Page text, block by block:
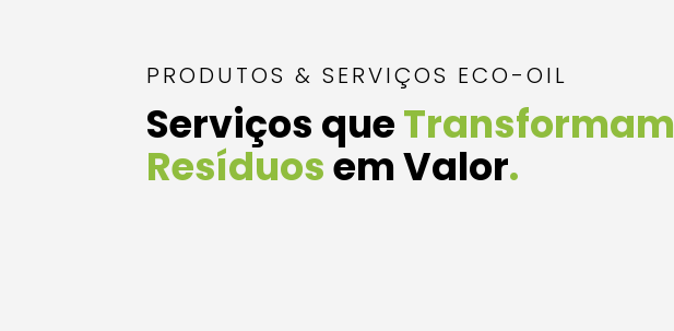
PRODUTOS & SERVIÇOS ECO-OIL
Serviços queTransformam
Resíduosem Valor.